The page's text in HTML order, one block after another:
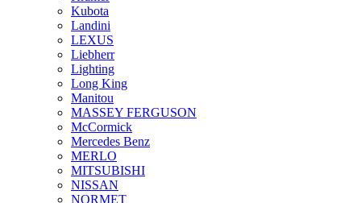
Kubota
Landini
LEXUS
Liebherr
Lighting
Long King
Manitou
MASSEY FERGUSON
McCormick
Mercedes Benz
MERLO
MITSUBISHI
NISSAN
NORMET